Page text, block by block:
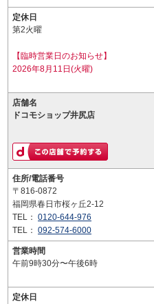
定休日
第2火曜
【臨時営業日のお知らせ】
2026年8月11日(火曜)
店舗名
ドコモショップ井尻店
住所/電話番号
〒816-0872
福岡県春日市桜ヶ丘2-12
TEL： 0120-644-976
TEL： 092-574-6000
営業時間
午前9時30分〜午後6時
定休日